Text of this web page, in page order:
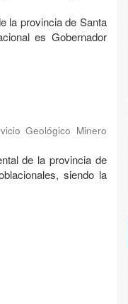
la provincia de Santa
es Gobernador
Geológico Minero
de la provincia de
siendo la